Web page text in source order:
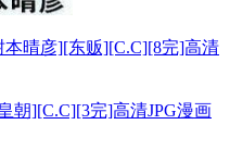
晴彦][东贩][C.C][8完]高清